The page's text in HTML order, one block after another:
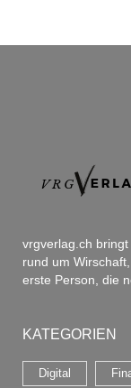
vrgverlag.ch
rund um
erste Person, die
KATEGORIEN
Digital